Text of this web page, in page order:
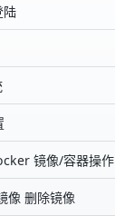
陆
镜像/容器操作
像 删除镜像